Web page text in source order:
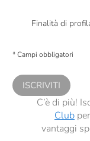
Finalità di
comunicazioni
* Campi obbligatori
ISCRIVITI
C’è di più!
Club
vantaggi